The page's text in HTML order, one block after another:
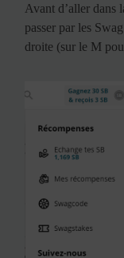
Avant d’aller dans
passer par les
droite (sur le M